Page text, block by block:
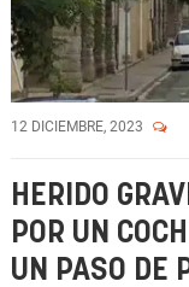
12 DICIEMBRE, 2023
HERIDO
POR UN
UN PASO DE